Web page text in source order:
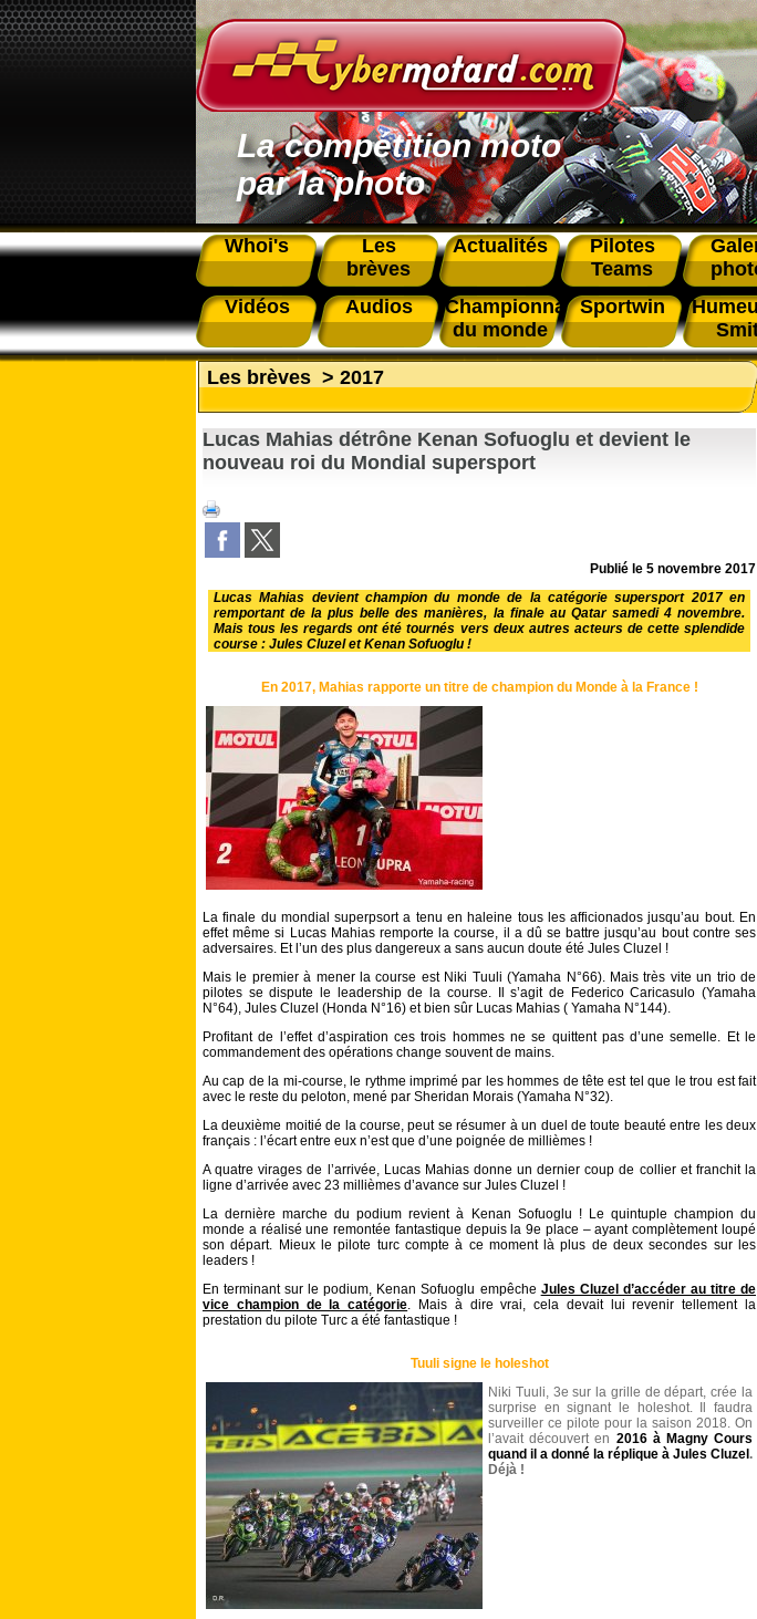
La compétition moto
par la photo
Whoi's
Les
brèves
Actualités
Pilotes
Teams
Vidéos
Audios
Championnat
du monde
Sportwin
Les brèves > 2017
Lucas Mahias détrône Kenan Sofuoglu et devient le
nouveau roi du Mondial supersport
Publié le 5 novembre 2017
Lucas Mahias devient champion du monde de la catégorie supersport 2017 en
remportant de la plus belle des manières, la finale au Qatar samedi 4 novembre.
Mais tous les regards ont été tournés vers deux autres acteurs de cette splendide
course : Jules Cluzel et Kenan Sofuoglu !
En 2017, Mahias rapporte un titre de champion du Monde à la France !
La finale du mondial superpsort a tenu en haleine tous les afficionados jusqu’au bout. En
effet même si Lucas Mahias remporte la course, il a dû se battre jusqu’au bout contre ses
adversaires. Et l’un des plus dangereux a sans aucun doute été Jules Cluzel !
Mais le premier à mener la course est Niki Tuuli (Yamaha N°66). Mais très vite un trio de
pilotes se dispute le leadership de la course. Il s’agit de Federico Caricasulo (Yamaha
N°64), Jules Cluzel (Honda N°16) et bien sûr Lucas Mahias ( Yamaha N°144).
Profitant de l’effet d’aspiration ces trois hommes ne se quittent pas d’une semelle. Et le
commandement des opérations change souvent de mains.
Au cap de la mi-course, le rythme imprimé par les hommes de tête est tel que le trou est fait
avec le reste du peloton, mené par Sheridan Morais (Yamaha N°32).
La deuxième moitié de la course, peut se résumer à un duel de toute beauté entre les deux
français : l’écart entre eux n’est que d’une poignée de millièmes !
A quatre virages de l’arrivée, Lucas Mahias donne un dernier coup de collier et franchit la
ligne d’arrivée avec 23 millièmes d’avance sur Jules Cluzel !
La dernière marche du podium revient à Kenan Sofuoglu ! Le quintuple champion du
monde a réalisé une remontée fantastique depuis la 9e place – ayant complètement loupé
son départ. Mieux le pilote turc compte à ce moment là plus de deux secondes sur les
leaders !
En terminant sur le podium, Kenan Sofuoglu empêche Jules Cluzel d’accéder au titre de
vice champion de la catégorie. Mais à dire vrai, cela devait lui revenir tellement la
prestation du pilote Turc a été fantastique !
Tuuli signe le holeshot
Niki Tuuli, 3e sur la grille de départ, crée la
surprise en signant le holeshot. Il faudra
surveiller ce pilote pour la saison 2018. On
l’avait découvert en 2016 à Magny Cours
quand il a donné la réplique à Jules Cluzel .
Déjà !